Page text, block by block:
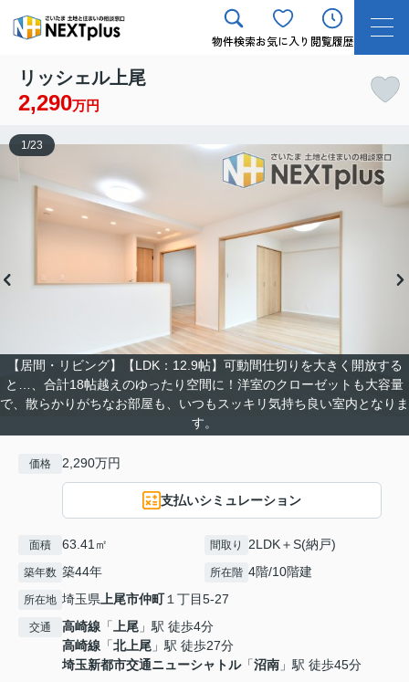
物件検索お気に入り 閲覧履歴
リッシェル上尾
2,290万円
【居間・リビング】【LDK：12.9帖】可動間仕切りを大きく開放する
と…、合計18帖越えのゆったり空間に！洋室のクローゼットも大容量
で、散らかりがちなお部屋も、いつもスッキリ気持ち良い室内となりま
す。
1 /23
価格 2,290万円
支払いシミュレーション
面積 63.41㎡ 間取り 2LDK＋S(納戸)
築年数 築44年 所在階 4階/10階建
所在地 埼玉県 上尾市仲町１丁目5-27
交通 高崎線 「 上尾 」駅 徒歩4分
高崎線 「北上尾 」駅 徒歩27分
埼玉新都市交通ニューシャトル「沼南 」駅 徒歩45分